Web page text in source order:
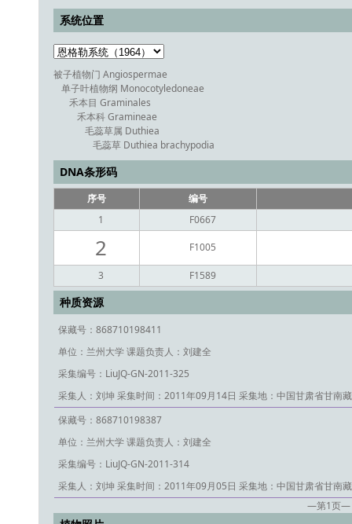
系统位置
被子植物门 Angiospermae
单子叶植物纲 Monocotyledoneae
禾本目 Graminales
禾本科 Gramineae
毛蕊草属 Duthiea
毛蕊草 Duthiea brachypodia
DNA条形码
序号 编号
1 F0667
2 F1005
3 F1589
种质资源
保藏号：868710198411
单位：兰州大学 课题负责人：刘建全
采集编号：LiuJQ-GN-2011-325
采集人：刘坤 采集时间：2011年09月14日 采集地：中国甘肃省甘南
保藏号：868710198387
单位：兰州大学 课题负责人：刘建全
采集编号：LiuJQ-GN-2011-314
采集人：刘坤 采集时间：2011年09月05日 采集地：中国甘肃省甘南
—第1页—